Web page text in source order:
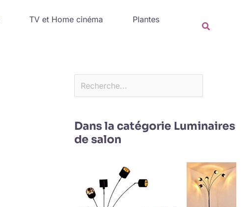
TV et Home cinéma
Plantes
Dans la catégorie Luminaires
de salon